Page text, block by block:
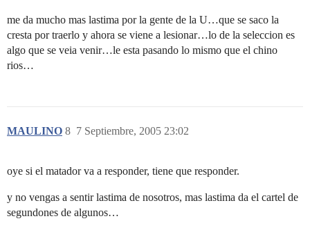
me da mucho mas lastima por la gente de la U…que se saco la
cresta por traerlo y ahora se viene a lesionar…lo de la seleccion es
algo que se veia venir…le esta pasando lo mismo que el chino
rios…
MAULINO 7 Septiembre, 2005 23:02
8
oye si el matador va a responder, tiene que responder.
y no vengas a sentir lastima de nosotros, mas lastima da el cartel de
segundones de algunos…